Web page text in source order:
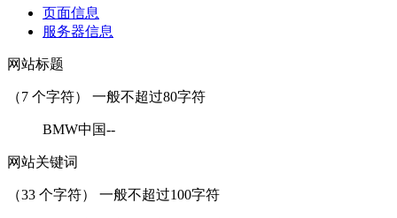
页面信息
服务器信息
网站标题
（7 个字符） 一般不超过80字符
BMW中国--
网站关键词
（33 个字符） 一般不超过100字符